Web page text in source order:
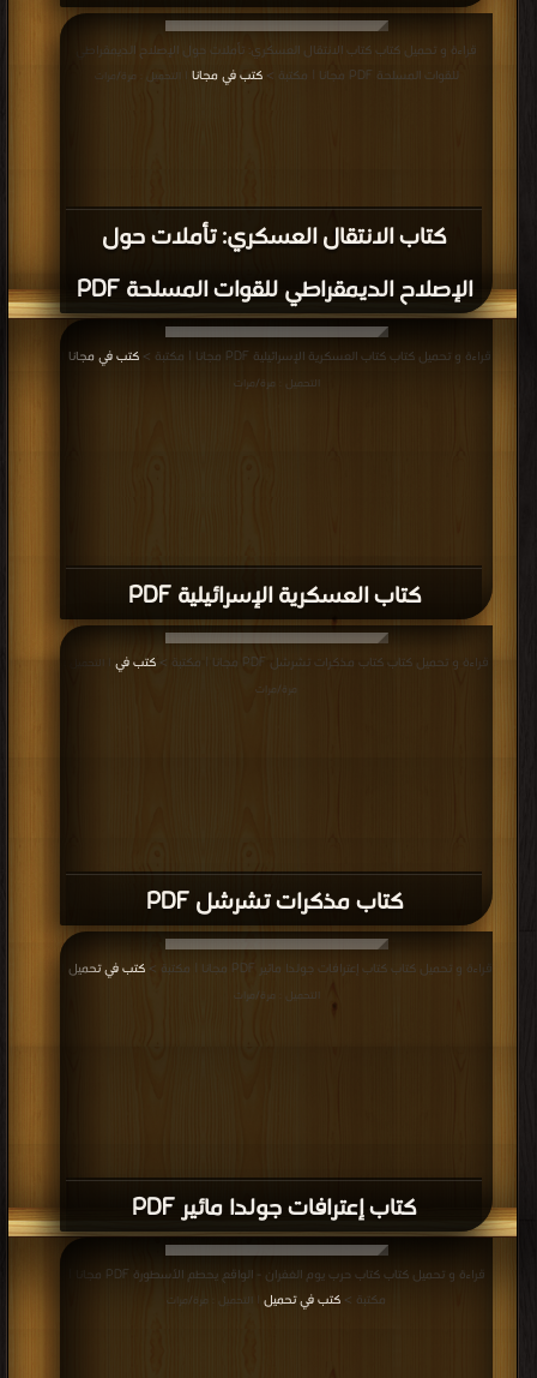
كتاب الانتقال العسكري: تأملات حول
الإصلاح الديمقراطي للقوات المسلحة PDF
قراءة و تحميل كتاب كتاب الانتقال العسكري: تأملات حول الإصلاح الديمقراطي
للقوات المسلحة PDF مجانا | مكتبة >
كتب في مجانا | التحميل : مرة/مرات
كتاب العسكرية الإسرائيلية PDF
قراءة و تحميل كتاب كتاب العسكرية الإسرائيلية PDF مجانا | مكتبة > كتب في مجانا
التحميل : مرة/مرات
كتاب مذكرات تشرشل PDF
قراءة و تحميل كتاب كتاب مذكرات تشرشل PDF مجانا | مكتبة > كتب في
| التحميل :
مرة/مرات
كتاب إعترافات جولدا مائير PDF
قراءة و تحميل كتاب كتاب إعترافات جولدا مائير PDF مجانا | مكتبة > كتب في تحميل
التحميل : مرة/مرات
قراءة و تحميل كتاب كتاب حرب يوم الغفران - الواقع يحطم الأسطورة PDF مجانا |
مكتبة > كتب في تحميل | التحميل : مرة/مرات